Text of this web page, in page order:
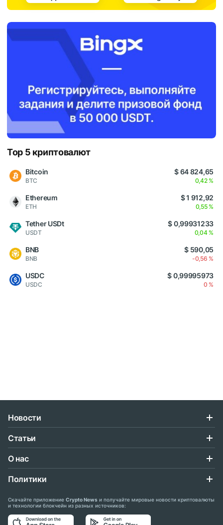
Top 5 криптовалют
Bitcoin
BTC
$ 64 824,65
0,42 %
Ethereum
ETH
$ 1 912,92
0,55 %
Tether USDt
USDT
$ 0,99931233
0,04 %
BNB
BNB
$ 590,05
-0,56 %
USDC
USDC
$ 0,99995973
0 %
Новости
Статьи
О нас
Политики
Скачайте приложение Crypto News и получайте мировые новости криптовалюты
и технологии блокчейн из разных источников: